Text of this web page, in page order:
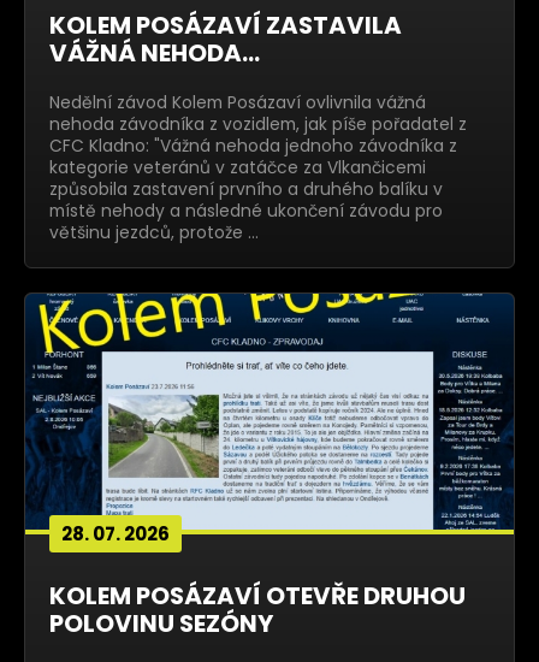
KOLEM POSÁZAVÍ ZASTAVILA
VÁŽNÁ NEHODA...
Nedělní závod Kolem Posázaví ovlivnila vážná
nehoda závodníka z vozidlem, jak píše pořadatel z
CFC Kladno: "Vážná nehoda jednoho závodníka z
kategorie veteránů v zatáčce za Vlkančicemi
způsobila zastavení prvního a druhého balíku v
místě nehody a následné ukončení závodu pro
většinu jezdců, protože …
28. 07. 2026
KOLEM POSÁZAVÍ OTEVŘE DRUHOU
POLOVINU SEZÓNY